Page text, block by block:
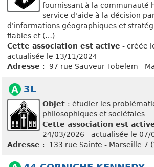
fournissant à la communauté
service d'aide à la décision
d'informations géographiques et
fiables et (…)
Cette association est active - créée
actualisée le 13/11/2024
Adresse : 97 rue Sauveur Tobelem -
3L
Objet : étudier les
philosophiques et sociétales
Cette association est
24/03/2026 - actualisée le 07/
Adresse : 133 rue Sainte - Marseille 7